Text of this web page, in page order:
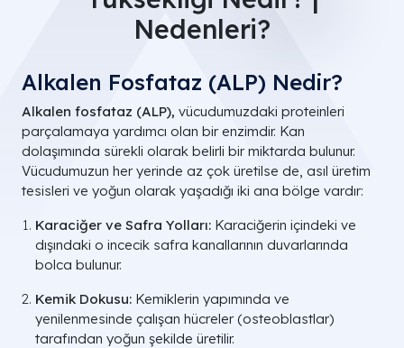
Nedenleri?
Alkalen Fosfataz (ALP) Nedir?
Alkalen fosfataz (ALP), vücudumuzdaki proteinleri
parçalamaya yardımcı olan bir enzimdir. Kan
dolaşımında sürekli olarak belirli bir miktarda bulunur.
Vücudumuzun her yerinde az çok üretilse de, asıl üretim
tesisleri ve yoğun olarak yaşadığı iki ana bölge vardır:
Karaciğer ve Safra Yolları: Karaciğerin içindeki ve
dışındaki o incecik safra kanallarının duvarlarında
bolca bulunur.
Kemik Dokusu: Kemiklerin yapımında ve
yenilenmesinde çalışan hücreler (osteoblastlar)
tarafından yoğun şekilde üretilir.